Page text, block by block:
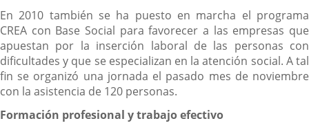
En 2010 también se ha puesto en marcha el programa
CREA con Base Social para favorecer a las empresas que
apuestan por la inserción laboral de las personas con
dificultades y que se especializan en la atención social. A tal
fin se organizó una jornada el pasado mes de noviembre
con la asistencia de 120 personas.
Formación profesional y trabajo efectivo